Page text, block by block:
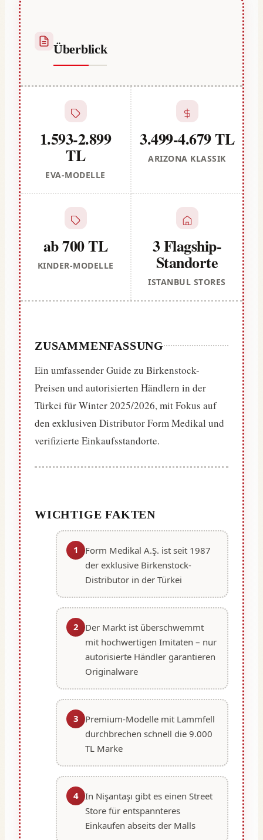
Überblick
1.593-2.899
TL
EVA-MODELLE
3.499-4.679 TL
ARIZONA KLASSIK
ab 700 TL
KINDER-MODELLE
3 Flagship-
Standorte
ISTANBUL STORES
ZUSAMMENFASSUNG
Ein umfassender Guide zu Birkenstock-
Preisen und autorisierten Händlern in der
Türkei für Winter 2025/2026, mit Fokus auf
den exklusiven Distributor Form Medikal und
verifizierte Einkaufsstandorte.
WICHTIGE FAKTEN
1
Form Medikal A.Ş. ist seit 1987
der exklusive Birkenstock-
Distributor in der Türkei
2
Der Markt ist überschwemmt
mit hochwertigen Imitaten – nur
autorisierte Händler garantieren
Originalware
3
Premium-Modelle mit Lammfell
durchbrechen schnell die 9.000
TL Marke
4 In Nişantaşı gibt es einen Street
Store für entspannteres
Einkaufen abseits der Malls